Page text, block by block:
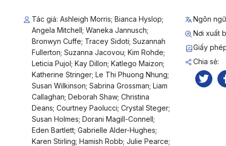
Tác giả: Ashleigh Morris; Bianca Hyslop;
Angela Mitchell; Waneka Jannusch;
Bronwyn Cuffe; Tracey Sidoti; Suzannah
Fullerton; Suzanna Jacovou; Kim Rohde;
Leticia Pujol; Kay Dillon; Katlego Maizon;
Katherine Stringer; Le Thi Phuong Nhung;
Susan Wilkinson; Sabrina Grossman; Liam
Callaghan; Deborah Shaw; Christina
Deans; Courtney Paolucci; Crystal Steger;
Susan Holmes; Dorani Magill-Connell;
Eden Bartlett; Gabrielle Alder-Hughes;
Karen Stirling; Hamish Robb; Julie Pearce;
Ngôn
Nơi xuất
Giấy
Chia sẻ: